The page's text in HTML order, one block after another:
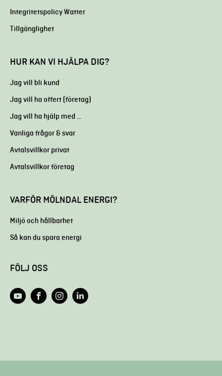
Integritetspolicy Watter
Tillgänglighet
HUR KAN VI HJÄLPA DIG?
Jag vill bli kund
Jag vill ha offert (företag)
Jag vill ha hjälp med …
Vanliga frågor & svar
Avtalsvillkor privat
Avtalsvillkor företag
VARFÖR MÖLNDAL ENERGI?
Miljö och hållbarhet
Så kan du spara energi
FÖLJ OSS